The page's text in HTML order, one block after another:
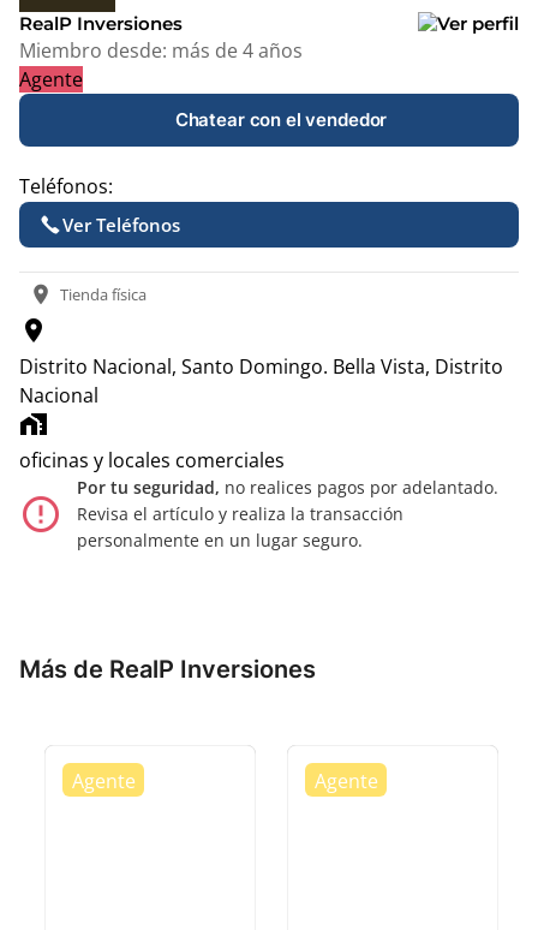
RealP Inversiones
Miembro desde: más de 4 años
Agente
Chatear con el vendedor
Teléfonos:
Ver Teléfonos
location_on Tienda física
location_on
Distrito Nacional, Santo Domingo. Bella Vista, Distrito
Nacional
home_work
oficinas y locales comerciales
error_outline
Por tu seguridad, no realices pagos por adelantado.
Revisa el artículo y realiza la transacción
personalmente en un lugar seguro.
Más de RealP Inversiones